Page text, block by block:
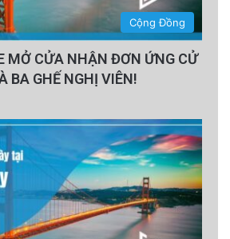
Cộng Đồng
MỞ CỬA NHẬN ĐƠN ỨNG CỬ
BA GHẾ NGHỊ VIÊN!